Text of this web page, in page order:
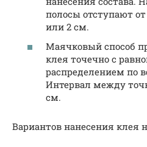
полосы отступают
или 2 см.
Маячковый способ
клея точечно с
распределением по
Интервал между
см.
Вариантов нанесения клея